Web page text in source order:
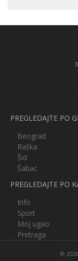
PREGLEDAJTE PO
Beograd
Raška
Šid
Šabac
PREGLEDAJTE PO
Info
Sport
Moj ugao
Pretraga
©